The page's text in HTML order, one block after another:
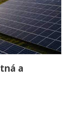
a